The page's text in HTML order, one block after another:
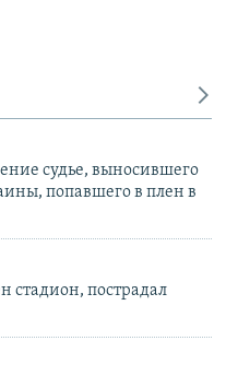
судье, выносившего
попавшего в плен в
стадион, пострадал